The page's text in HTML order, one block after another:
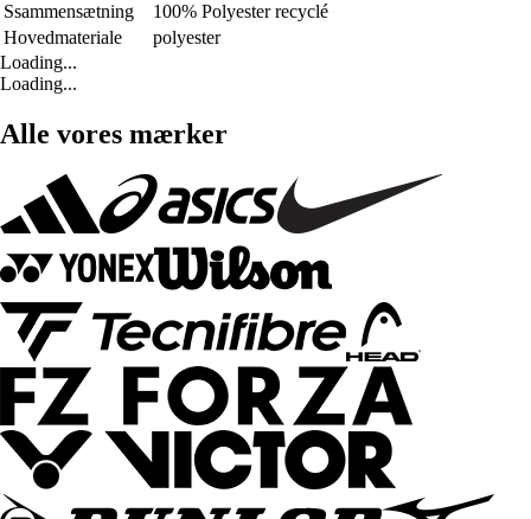
Ssammensætning
100% Polyester recyclé
Hovedmateriale
polyester
Loading...
Loading...
Alle vores mærker